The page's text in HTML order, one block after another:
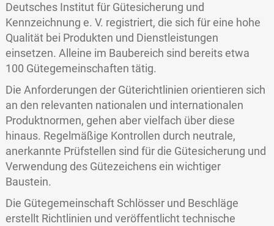
Deutsches Institut für Gütesicherung und
Kennzeichnung e. V. registriert, die sich für eine hohe
Qualität bei Produkten und Dienstleistungen
einsetzen. Alleine im Baubereich sind bereits etwa
100 Gütegemeinschaften tätig.
Die Anforderungen der Güterichtlinien orientieren sich
an den relevanten nationalen und internationalen
Produktnormen, gehen aber vielfach über diese
hinaus. Regelmäßige Kontrollen durch neutrale,
anerkannte Prüfstellen sind für die Gütesicherung und
Verwendung des Gütezeichens ein wichtiger
Baustein.
Die Gütegemeinschaft Schlösser und Beschläge
erstellt Richtlinien und veröffentlicht technische